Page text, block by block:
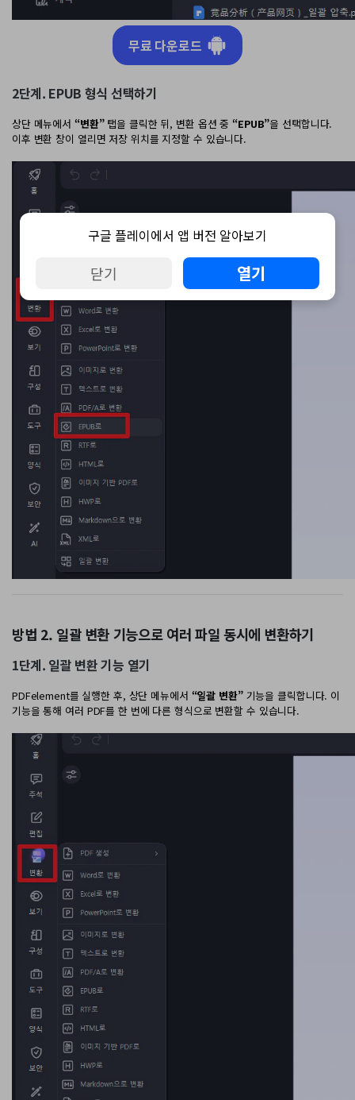
무료 다운로드
2단계. EPUB 형식 선택하기
상단 메뉴에서 “변환”탭을 클릭한 뒤, 변환 옵션 중“EPUB”을 선택합니다.
이후 변환 창이 열리면 저장 위치를 지정할 수 있습니다.
방법 2. 일괄 변환 기능으로 여러 파일 동시에 변환하기
1단계. 일괄 변환 기능 열기
PDFelement를 실행한 후, 상단 메뉴에서 “일괄 변환”기능을 클릭합니다. 이
기능을 통해 여러 PDF를 한 번에 다른 형식으로 변환할 수 있습니다.
구글 플레이에서 앱 버전 알아보기
닫기 열기